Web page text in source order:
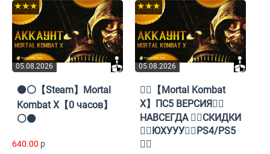
05.08.2026
★★★
⚫⚪【Steam】Mortal
Kombat X【0 часов】
⚪⚫
640.00 p
05.08.2026
★★★
❤️‍🔥【Mortal Kombat
X】ПС5 ВЕРСИЯ❤️‍🔥
НАВСЕГДА ❤️‍🔥СКИДКИ
❤️‍🔥ЮХУУУ❤️‍🔥PS4/PS5
❤️‍🔥